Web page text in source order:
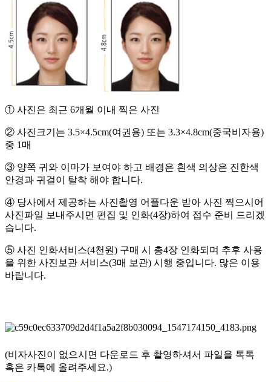
① 사진은 최근 6개월 이내 찍은 사진
② 사진크기는 3.5×4.5cm(여권용) 또는 3.3×4.8cm(중국비자용)
중 1매
③ 양쪽 귀와 이마가 보여야 하고 배경은 흰색 의상은 진한색
안경과 귀걸이 탈착 해야 합니다.
④ 당사에서 제공하는 사진촬영 어플다운 받아 사진 찍으시어
사진파일 보내주시면 편집 및 인화(4장)하여 접수 준비 드리겠
습니다.
⑤ 사진 인화서비스(4천원) 구매 시 총4장 인화되며 추후 사용
을 위한 사진보관 서비스(3매 보관) 시행 중입니다. 많은 이용
바랍니다.
(비자사진이 없으시면 다운로드 후 촬영하셔서 파일을 톡톡
혹은 카톡에 올려주세요.)